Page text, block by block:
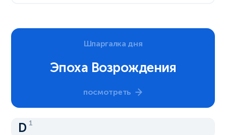
Шпаргалка дня
Эпоха Возрождения
посмотреть
D 1